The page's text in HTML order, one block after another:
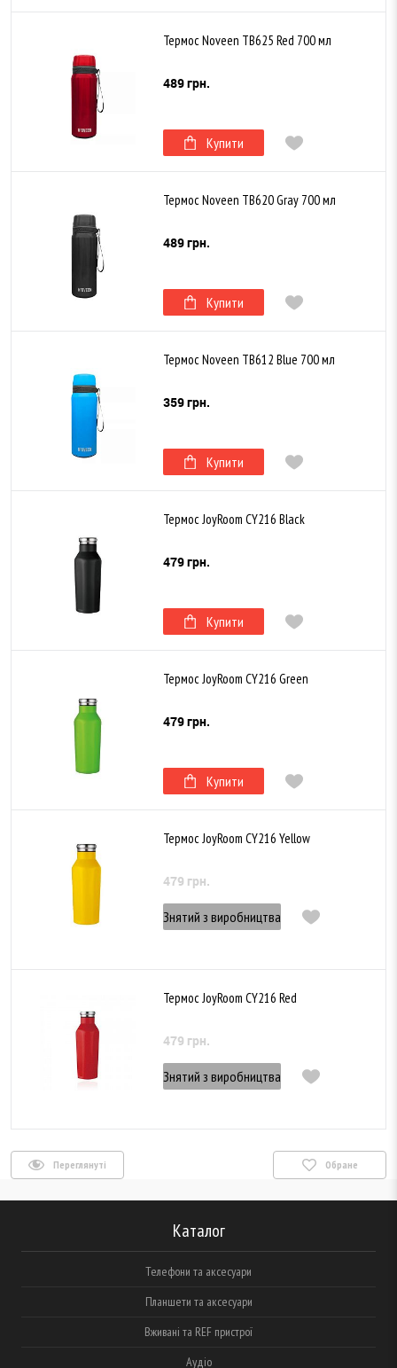
Термос Noveen TB625 Red 700 мл
489 грн.
Купити
Термос Noveen TB620 Gray 700 мл
489 грн.
Купити
Термос Noveen TB612 Blue 700 мл
359 грн.
Купити
Термос JoyRoom CY216 Black
479 грн.
Купити
Термос JoyRoom CY216 Green
479 грн.
Купити
Термос JoyRoom CY216 Yellow
479 грн.
Знятий з виробництва
Термос JoyRoom CY216 Red
479 грн.
Знятий з виробництва
Переглянуті Обране
Каталог
Телефони та аксесуари
Планшети та аксесуари
Вживані та REF пристрої
Аудіо